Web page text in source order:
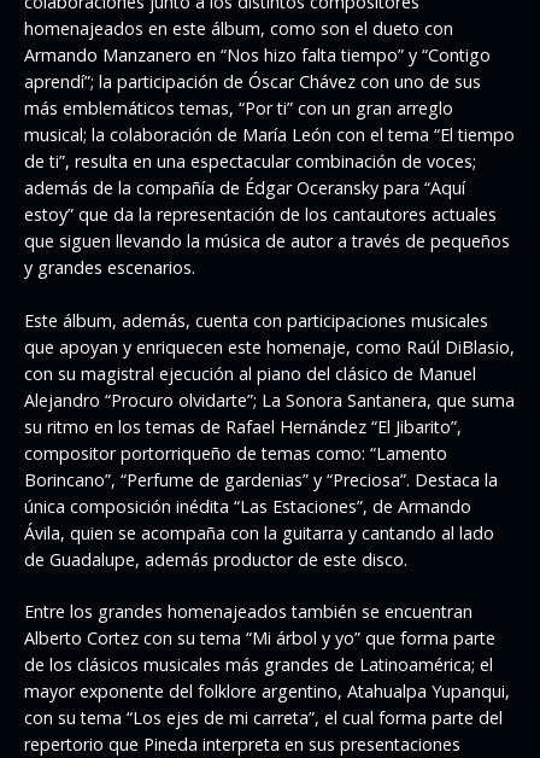
homenajeados en este álbum, como son el dueto con
Armando Manzanero en “Nos hizo falta tiempo” y “Contigo
aprendí”; la participación de Óscar Chávez con uno de sus
más emblemáticos temas, “Por ti” con un gran arreglo
musical; la colaboración de María León con el tema “El tiempo
de ti”, resulta en una espectacular combinación de voces;
además de la compañía de Édgar Oceransky para “Aquí
estoy” que da la representación de los cantautores actuales
que siguen llevando la música de autor a través de pequeños
y grandes escenarios.
Este álbum, además, cuenta con participaciones musicales
que apoyan y enriquecen este homenaje, como Raúl DiBlasio,
con su magistral ejecución al piano del clásico de Manuel
Alejandro “Procuro olvidarte”; La Sonora Santanera, que suma
su ritmo en los temas de Rafael Hernández “El Jibarito”,
compositor portorriqueño de temas como: “Lamento
Borincano”, “Perfume de gardenias” y “Preciosa”. Destaca la
única composición inédita “Las Estaciones”, de Armando
Ávila, quien se acompaña con la guitarra y cantando al lado
de Guadalupe, además productor de este disco.
Entre los grandes homenajeados también se encuentran
Alberto Cortez con su tema “Mi árbol y yo” que forma parte
de los clásicos musicales más grandes de Latinoamérica; el
mayor exponente del folklore argentino, Atahualpa Yupanqui,
con su tema “Los ejes de mi carreta”, el cual forma parte del
repertorio que Pineda interpreta en sus presentaciones